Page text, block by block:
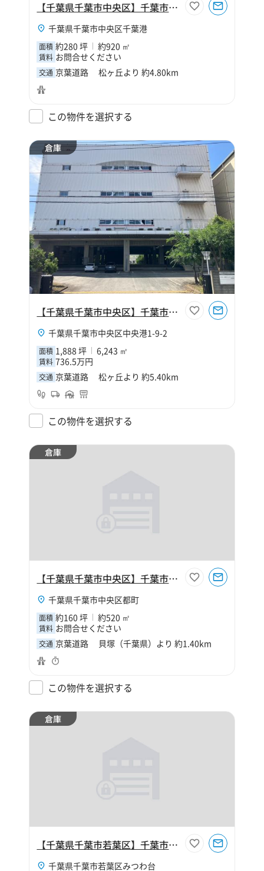
【千葉県千葉市中央区】千葉市中央区千葉港2丁目280坪倉庫
千葉県千葉市中央区千葉港
面積 約280 坪 約920 ㎡
賃料 お問合せください
交通 京葉道路 松ヶ丘より 約4.80km
この物件を選択する
倉庫
【千葉県千葉市中央区】千葉市中央区中央港1丁目1888坪倉庫
千葉県千葉市中央区中央港1-9-2
面積 1,888 坪 6,243 ㎡
賃料 736.5万円
交通 京葉道路 松ヶ丘より 約5.40km
この物件を選択する
倉庫
【千葉県千葉市中央区】千葉市中央区都町8丁目160坪倉庫
千葉県千葉市中央区都町
面積 約160 坪 約520 ㎡
賃料 お問合せください
交通 京葉道路 貝塚（千葉県）より 約1.40km
この物件を選択する
倉庫
【千葉県千葉市若葉区】千葉市若葉区みつわ台1丁目800坪倉庫
千葉県千葉市若葉区みつわ台